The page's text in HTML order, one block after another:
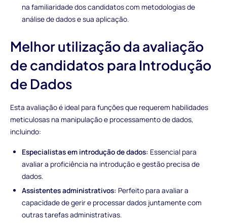
na familiaridade dos candidatos com metodologias de
análise de dados e sua aplicação.
Melhor utilização da avaliação
de candidatos para Introdução
de Dados
Esta avaliação é ideal para funções que requerem habilidades
meticulosas na manipulação e processamento de dados,
incluindo:
Especialistas em introdução de dados: Essencial para
avaliar a proficiência na introdução e gestão precisa de
dados.
Assistentes administrativos: Perfeito para avaliar a
capacidade de gerir e processar dados juntamente com
outras tarefas administrativas.